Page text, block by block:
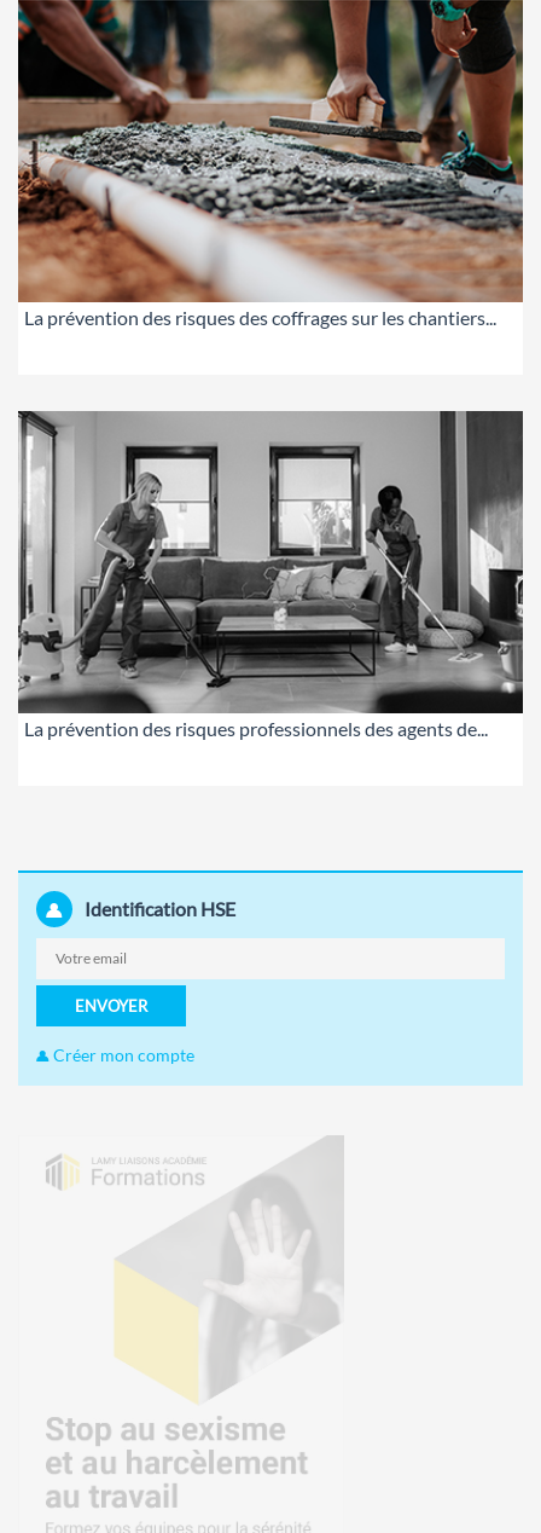
La prévention des risques des coffrages sur les chantiers...
La prévention des risques professionnels des agents de...
Identification HSE
ENVOYER
Créer mon compte